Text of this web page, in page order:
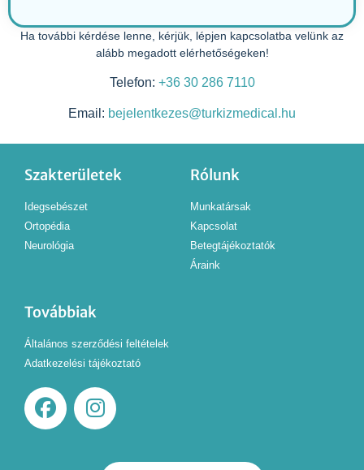
Ha további kérdése lenne, kérjük, lépjen kapcsolatba velünk az
alább megadott elérhetőségeken!
Telefon: +36 30 286 7110
Email: bejelentkezes@turkizmedical.hu
Szakterületek
Idegsebészet
Ortopédia
Neurológia
Rólunk
Munkatársak
Kapcsolat
Betegtájékoztatók
Áraink
Továbbiak
Általános szerződési feltételek
Adatkezelési tájékoztató